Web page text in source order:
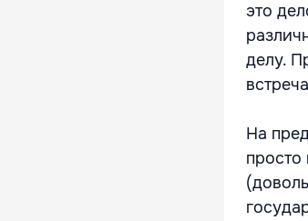
это
делу.
На
просто